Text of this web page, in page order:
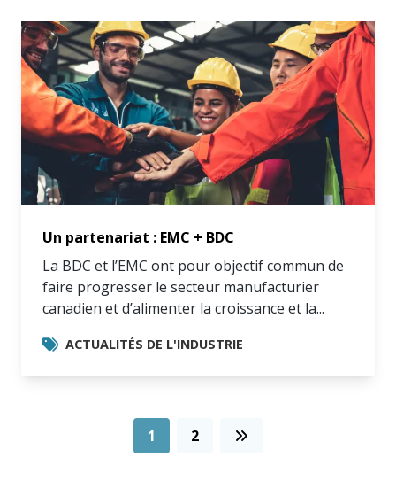
Un partenariat : EMC + BDC
La BDC et l’EMC ont pour objectif commun de
faire progresser le secteur manufacturier
canadien et d’alimenter la croissance et la...
ACTUALITÉS DE L'INDUSTRIE
1 2